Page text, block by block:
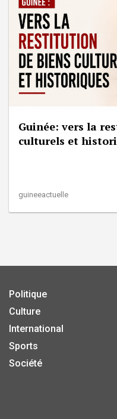
Guinée: vers la
culturels et
guineeactuelle
Politique
Culture
International
Sports
Société